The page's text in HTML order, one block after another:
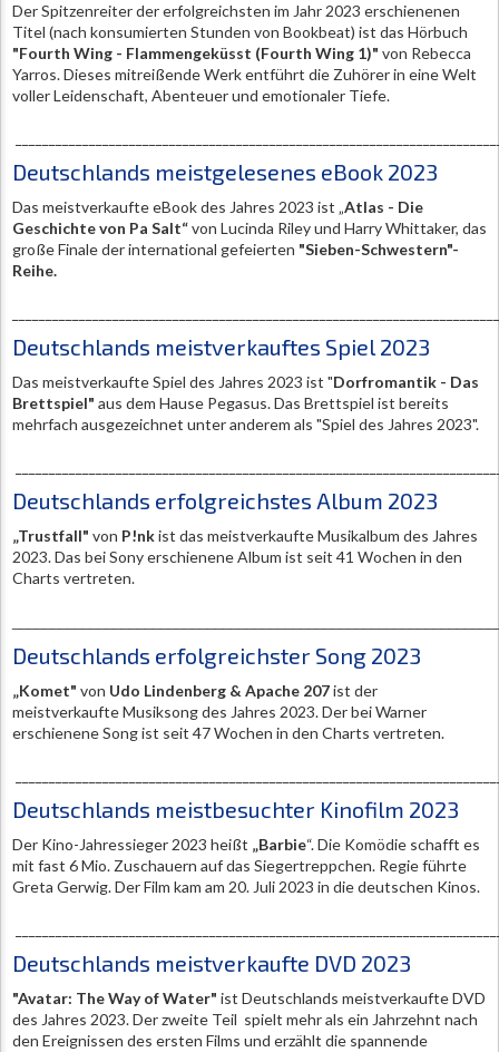
Der Spitzenreiter der erfolgreichsten im Jahr 2023 erschienenen
Titel (nach konsumierten Stunden von Bookbeat) ist das Hörbuch
"Fourth Wing - Flammengeküsst (Fourth Wing 1)" von Rebecca
Yarros. Dieses mitreißende Werk entführt die Zuhörer in eine Welt
voller Leidenschaft, Abenteuer und emotionaler Tiefe.
Deutschlands meistgelesenes eBook 2023
Das meistverkaufte eBook des Jahres 2023 ist „Atlas - Die
Geschichte von Pa Salt“von Lucinda Riley und Harry Whittaker, das
große Finale der international gefeierten "Sieben-Schwestern"-
Reihe.
Deutschlands meistverkauftes Spiel 2023
Das meistverkaufte Spiel des Jahres 2023 ist "Dorfromantik - Das
Brettspiel" aus dem Hause Pegasus. Das Brettspiel ist bereits
mehrfach ausgezeichnet unter anderem als "Spiel des Jahres 2023".
Deutschlands erfolgreichstes Album 2023
„Trustfall" von P!nkist das meistverkaufte Musikalbum des Jahres
2023. Das bei Sony erschienene Album ist seit 41 Wochen in den
Charts vertreten.
Deutschlands erfolgreichster Song 2023
„Komet" von Udo Lindenberg & Apache 207ist der
meistverkaufte Musiksong des Jahres 2023. Der bei Warner
erschienene Song ist seit 47 Wochen in den Charts vertreten.
Deutschlands meistbesuchter Kinofilm 2023
Der Kino-Jahressieger 2023 heißt „Barbie“. Die Komödie schafft es
mit fast 6 Mio. Zuschauern auf das Siegertreppchen. Regie führte
Greta Gerwig. Der Film kam am 20. Juli 2023 in die deutschen Kinos.
Deutschlands meistverkaufte DVD 2023
"Avatar: The Way of Water" ist Deutschlands meistverkaufte DVD
des Jahres 2023. Der zweite Teil spielt mehr als ein Jahrzehnt nach
den Ereignissen des ersten Films und erzählt die spannende